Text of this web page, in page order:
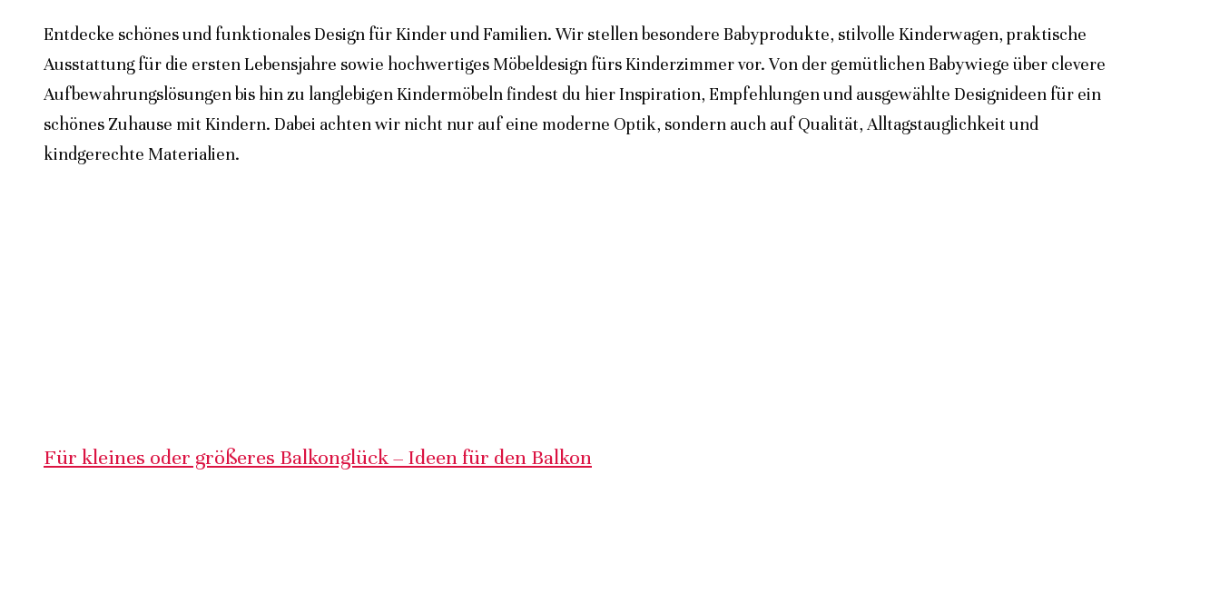
Entdecke schönes und funktionales Design für Kinder und Familien. Wir stellen besondere Babyprodukte, stilvolle Kinderwagen, praktische
Ausstattung für die ersten Lebensjahre sowie hochwertiges Möbeldesign fürs Kinderzimmer vor. Von der gemütlichen Babywiege über clevere
Aufbewahrungslösungen bis hin zu langlebigen Kindermöbeln findest du hier Inspiration, Empfehlungen und ausgewählte Designideen für ein
schönes Zuhause mit Kindern. Dabei achten wir nicht nur auf eine moderne Optik, sondern auch auf Qualität, Alltagstauglichkeit und
kindgerechte Materialien.
Für kleines oder größeres Balkonglück – Ideen für den Balkon